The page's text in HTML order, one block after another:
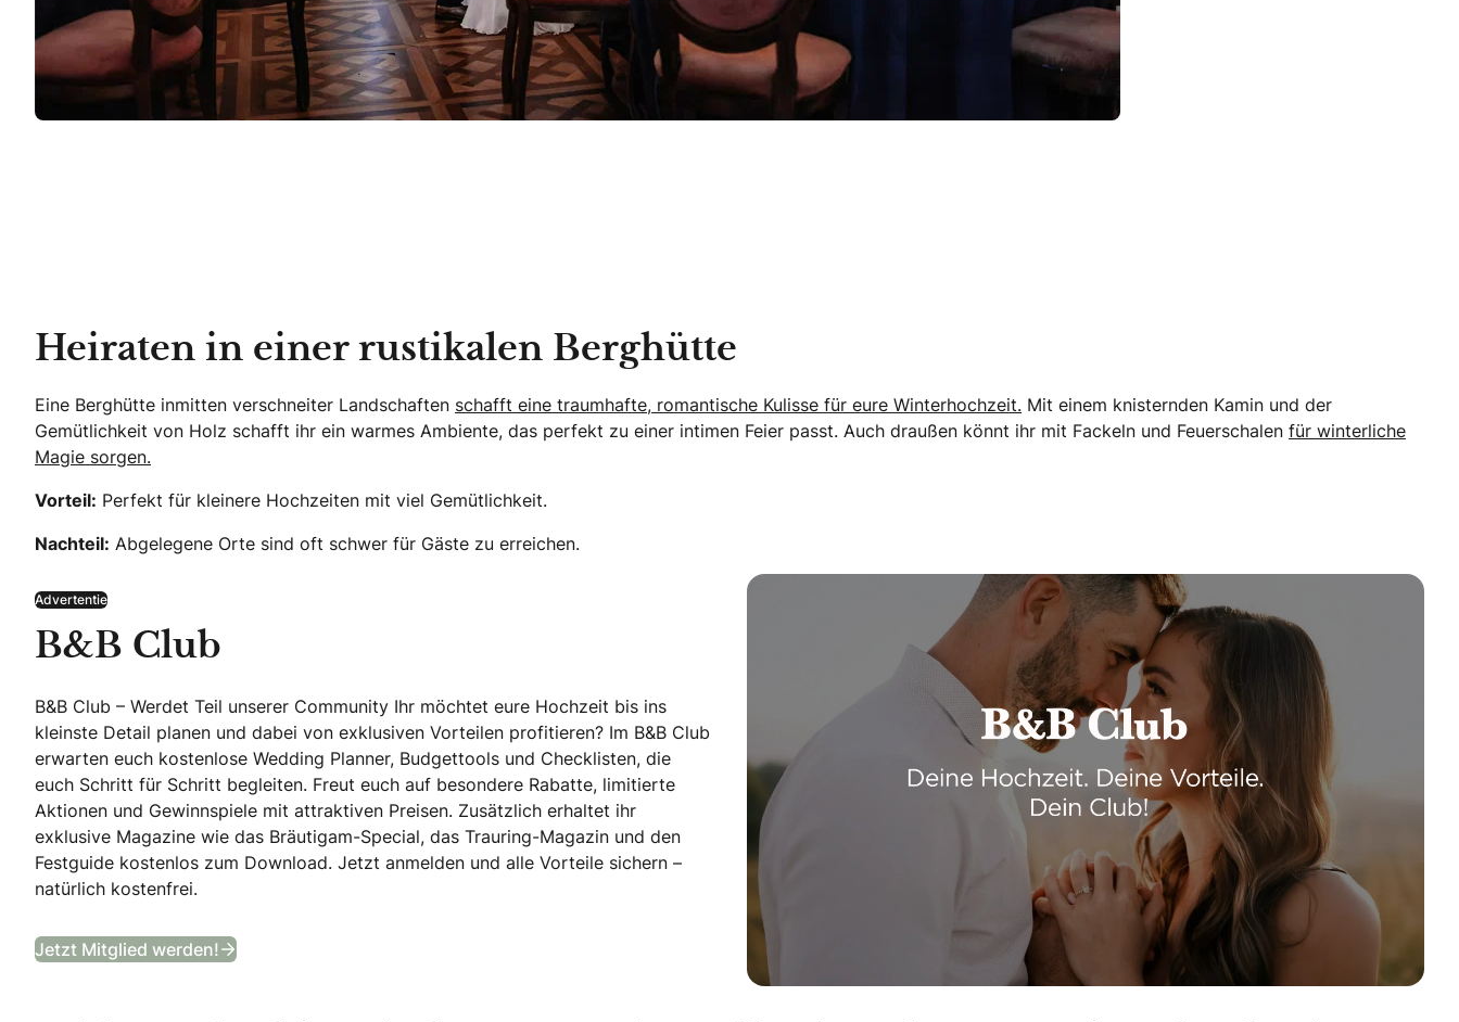
Heiraten in einer rustikalen Berghütte
Eine Berghütte inmitten verschneiter Landschaften schafft eine traumhafte, romantische Kulisse für eure Winterhochzeit. Mit einem knisternden Kamin und der
Gemütlichkeit von Holz schafft ihr ein warmes Ambiente, das perfekt zu einer intimen Feier passt. Auch draußen könnt ihr mit Fackeln und Feuerschalen für winterliche
Magie sorgen.
Vorteil: Perfekt für kleinere Hochzeiten mit viel Gemütlichkeit.
Nachteil: Abgelegene Orte sind oft schwer für Gäste zu erreichen.
Advertentie
B&B Club
B&B Club – Werdet Teil unserer Community Ihr möchtet eure Hochzeit bis ins
kleinste Detail planen und dabei von exklusiven Vorteilen profitieren? Im B&B Club
erwarten euch kostenlose Wedding Planner, Budgettools und Checklisten, die
euch Schritt für Schritt begleiten. Freut euch auf besondere Rabatte, limitierte
Aktionen und Gewinnspiele mit attraktiven Preisen. Zusätzlich erhaltet ihr
exklusive Magazine wie das Bräutigam-Special, das Trauring-Magazin und den
Festguide kostenlos zum Download. Jetzt anmelden und alle Vorteile sichern –
natürlich kostenfrei.
Jetzt Mitglied werden!